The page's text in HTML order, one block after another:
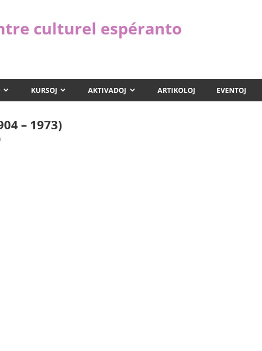
culturel espéranto
KURSOJ AKTIVADOJ ARTIKOLOJ EVENTOJ
– 1973)